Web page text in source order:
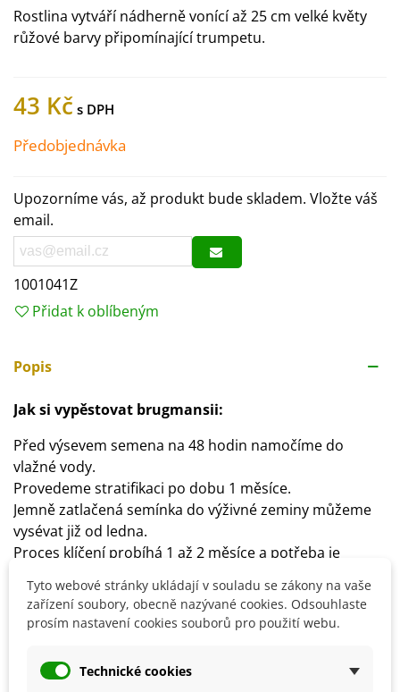
Rostlina vytváří nádherně vonící až 25 cm velké květy
růžové barvy připomínající trumpetu.
43 Kč
Předobjednávka
Upozorníme vás, až produkt bude skladem. Vložte váš
email.
1001041Z
Přidat k oblíbeným
Popis
Jak si vypěstovat brugmansii:
Před výsevem semena na 48 hodin namočíme do
vlažné vody.
Provedeme stratifikaci po dobu 1 měsíce.
Jemně zatlačená semínka do výživné zeminy můžeme
vysévat již od ledna.
Proces klíčení probíhá 1 až 2 měsíce a potřeba je
Samotná semínka uchovávejte mimo dosah dětí,
protože jsou jedovatá.
půdou.
Dostatečná a pravidelná zálivka a hnojení.
Tyto webové stránky ukládají v souladu se zákony na vaše
zařízení soubory, obecně nazývané cookies. Odsouhlaste
prosím nastavení cookies souborů pro použití webu.
Technické cookies